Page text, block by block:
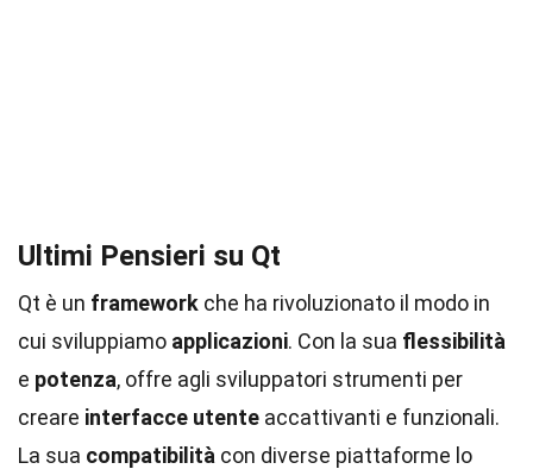
Ultimi Pensieri su Qt
Qt è un framework che ha rivoluzionato il modo in
cui sviluppiamo applicazioni. Con la sua flessibilità
e potenza, offre agli sviluppatori strumenti per
creare interfacce utente accattivanti e funzionali.
La sua compatibilità con diverse piattaforme lo